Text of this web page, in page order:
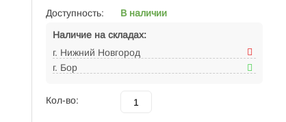
Доступность:
В наличии
Наличие на складах:
г. Нижний Новгород
г. Бор
Кол-во: